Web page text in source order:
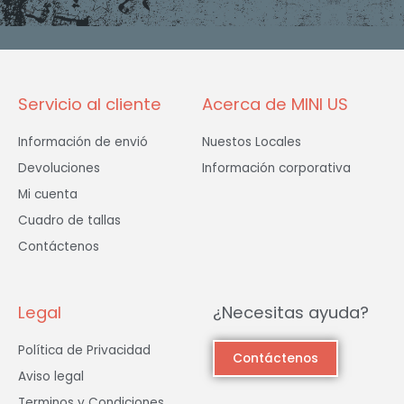
o
o
g
r
e
Servicio al cliente
Información de envió
Devoluciones
Mi cuenta
Cuadro de tallas
Contáctenos
Acerca de MINI US
Nuestos Locales
Información corporativa
Legal
Política de Privacidad
Aviso legal
¿Necesitas ayuda?
Contáctenos